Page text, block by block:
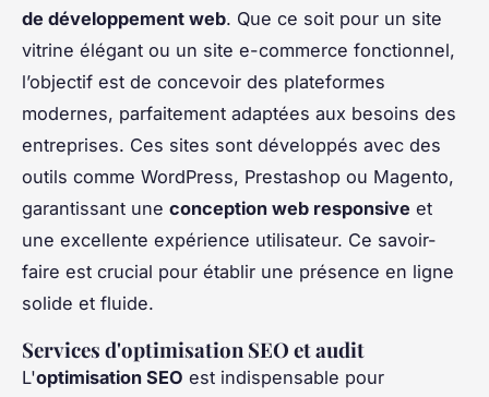
de développement web. Que ce soit pour un site
vitrine élégant ou un site e-commerce fonctionnel,
l’objectif est de concevoir des plateformes
modernes, parfaitement adaptées aux besoins des
entreprises. Ces sites sont développés avec des
outils comme WordPress, Prestashop ou Magento,
garantissant une conception web responsive et
une excellente expérience utilisateur. Ce savoir-
faire est crucial pour établir une présence en ligne
solide et fluide.
Services d'optimisation SEO et audit
L'optimisation SEO est indispensable pour